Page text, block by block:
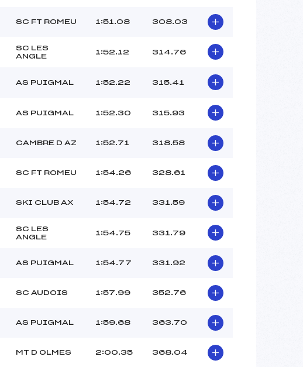
SC FT ROMEU 1:51.08 308.03
SC LES
ANGLE
1:52.12 314.76
AS PUIGMAL 1:52.22 315.41
AS PUIGMAL 1:52.30 315.93
CAMBRE D AZ 1:52.71 318.58
SC FT ROMEU 1:54.26 328.61
SKI CLUB AX 1:54.72 331.59
SC LES
ANGLE
1:54.75 331.79
AS PUIGMAL 1:54.77 331.92
SC AUDOIS 1:57.99 352.76
AS PUIGMAL 1:59.68 363.70
MT D OLMES 2:00.35 368.04